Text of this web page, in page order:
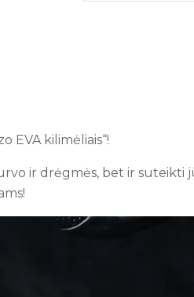
EVA kilimėliais“!
ir drėgmės, bet ir suteikti